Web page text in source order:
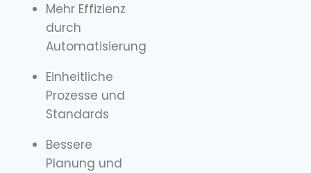
Mehr Effizienz
durch
Automatisierung
Einheitliche
Prozesse und
Standards
Bessere
Planung und